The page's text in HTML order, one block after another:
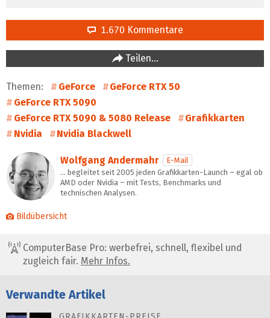
1.670 Kommentare
Teilen…
Themen: GeForce
GeForce RTX 50
GeForce RTX 5090
GeForce RTX 5090 & 5080 Release
Grafikkarten
Nvidia
Nvidia Blackwell
Wolfgang Andermahr
E-Mail
… begleitet seit 2005 jeden Grafikkarten-Launch – egal ob
AMD oder Nvidia – mit Tests, Benchmarks und
technischen Analysen.
Bildübersicht
ComputerBase Pro: werbefrei, schnell, flexibel und
zugleich fair. Mehr Infos.
Verwandte Artikel